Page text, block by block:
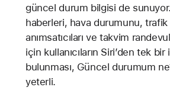
güncel durum bilgisi de
haberleri, hava durumunu,
anımsatıcıları ve takvim
için kullanıcıların Siri’den tek
bulunması, Güncel durumum
yeterli.